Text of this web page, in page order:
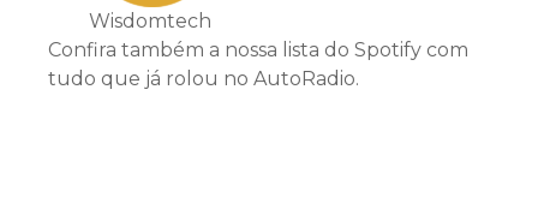
Wisdomtech
Confira também a nossa lista do Spotify com
tudo que já rolou no AutoRadio.